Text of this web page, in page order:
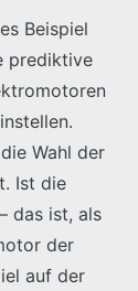
Beispiel
prediktive
Wahl der
Ist die
das ist, als
der
auf der